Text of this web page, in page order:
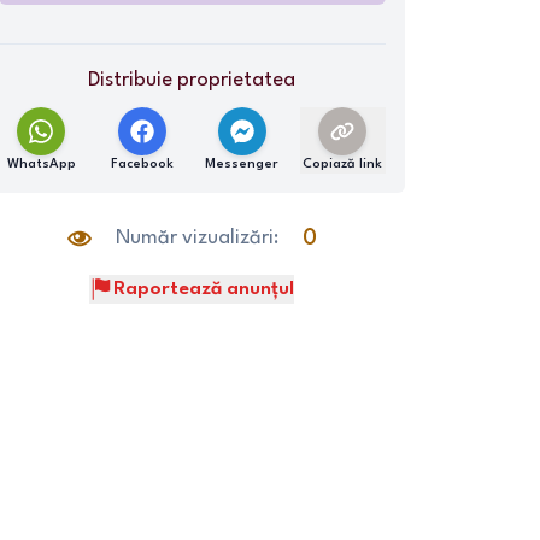
Distribuie proprietatea
WhatsApp Facebook Messenger Copiază link
Număr vizualizări: 0
Raportează anunțul